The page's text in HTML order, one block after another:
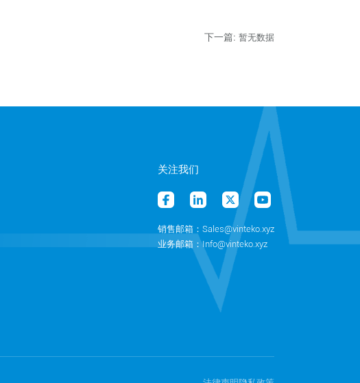
下一篇: 暂无数据
关注我们
销售邮箱：Sales@vinteko.xyz
业务邮箱：Info@vinteko.xyz